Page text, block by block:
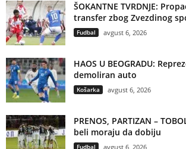
ŠOKANTNE TVRDNJE:
transfer zbog Zvezdinog
Fudbal avgust 6, 2026
HAOS U BEOGRADU:
demoliran auto
Košarka avgust 6, 2026
PRENOS, PARTIZAN –
beli moraju da dobiju
Fudbal avgust 6, 2026